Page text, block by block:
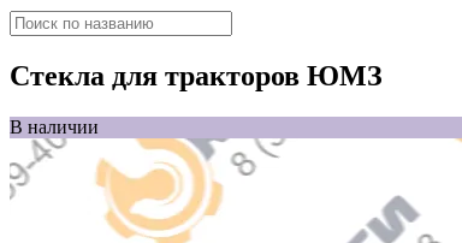
Стекла для тракторов ЮМЗ
В наличии